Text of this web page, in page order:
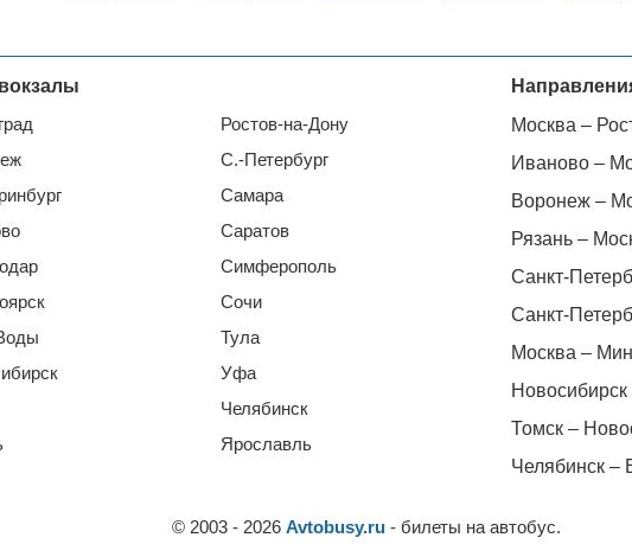
Ростов-на-Дону
С.-Петербург
Самара
Саратов
Симферополь
Сочи
Тула
Уфа
Челябинск
Ярославль
Москва –
Иваново –
Воронеж –
Рязань –
Санкт-
Санкт-
Москва –
Томск –
Челябинск –
© 2003 - 2026 Avtobusy.ru - билеты на автобус.